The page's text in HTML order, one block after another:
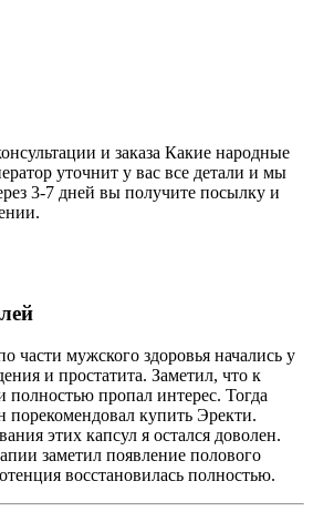
и заказа Какие народные
уточнит у вас все детали и мы
3-7 дней вы получите посылку и
части мужского здоровья начались у
и простатита. Заметил, что к
пропал интерес. Тогда
порекомендовал купить Эректи.
этих капсул я остался доволен.
заметил появление полового
восстановилась полностью.